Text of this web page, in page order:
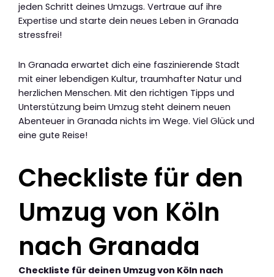
jeden Schritt deines Umzugs. Vertraue auf ihre
Expertise und starte dein neues Leben in Granada
stressfrei!
In Granada erwartet dich eine faszinierende Stadt
mit einer lebendigen Kultur, traumhafter Natur und
herzlichen Menschen. Mit den richtigen Tipps und
Unterstützung beim Umzug steht deinem neuen
Abenteuer in Granada nichts im Wege. Viel Glück und
eine gute Reise!
Checkliste für den
Umzug von Köln
nach Granada
Checkliste für deinen Umzug von Köln nach